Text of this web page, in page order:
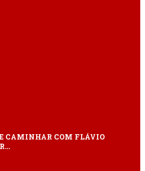
CAMINHAR COM FLÁVIO